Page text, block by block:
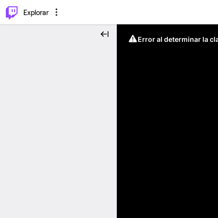
Explorar
Error al determinar la